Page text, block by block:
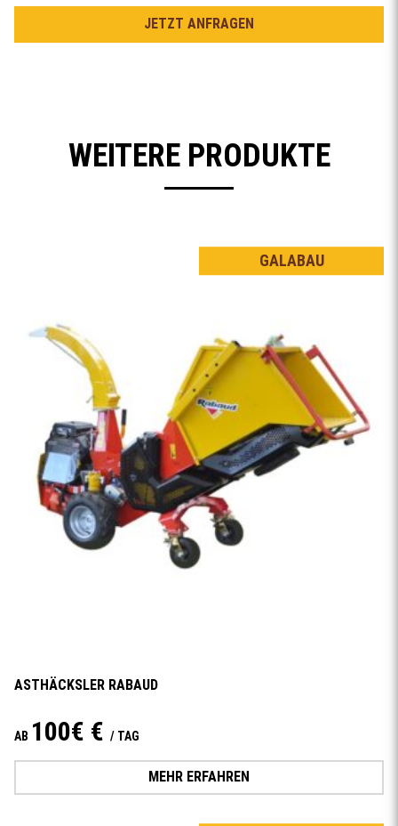
JETZT ANFRAGEN
WEITERE PRODUKTE
GALABAU
ASTHÄCKSLER RABAUD
AB 100€ € / TAG
MEHR ERFAHREN